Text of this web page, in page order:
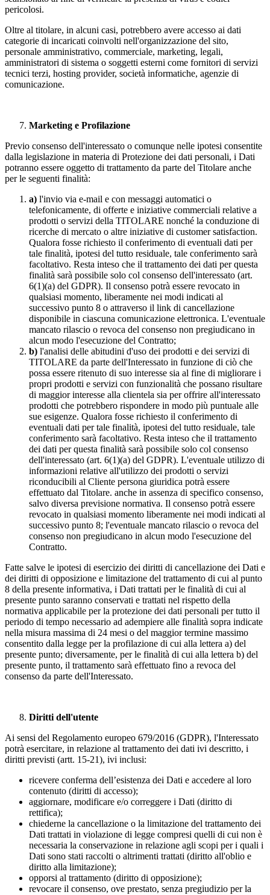
pericolosi.
Oltre al titolare, in alcuni casi, potrebbero avere accesso ai dati
categorie di incaricati coinvolti nell'organizzazione del sito,
personale amministrativo, commerciale, marketing, legali,
amministratori di sistema o soggetti esterni come fornitori di servizi
tecnici terzi, hosting provider, società informatiche, agenzie di
comunicazione.
Marketing e Profilazione
Previo consenso dell'interessato o comunque nelle ipotesi consentite
dalla legislazione in materia di Protezione dei dati personali, i Dati
potranno essere oggetto di trattamento da parte del Titolare anche
per le seguenti finalità:
a) l'invio via e-mail e con messaggi automatici o
telefonicamente, di offerte e iniziative commerciali relative a
prodotti o servizi della TITOLARE nonché la conduzione di
ricerche di mercato o altre iniziative di customer satisfaction.
Qualora fosse richiesto il conferimento di eventuali dati per
tale finalità, ipotesi del tutto residuale, tale conferimento sarà
facoltativo. Resta inteso che il trattamento dei dati per questa
finalità sarà possibile solo col consenso dell'interessato (art.
6(1)(a) del GDPR). Il consenso potrà essere revocato in
qualsiasi momento, liberamente nei modi indicati al
successivo punto 8 o attraverso il link di cancellazione
disponibile in ciascuna comunicazione elettronica. L'eventuale
mancato rilascio o revoca del consenso non pregiudicano in
alcun modo l'esecuzione del Contratto;
b) l'analisi delle abitudini d'uso dei prodotti e dei servizi di
TITOLARE da parte dell'Interessato in funzione di ciò che
possa essere ritenuto di suo interesse sia al fine di migliorare i
propri prodotti e servizi con funzionalità che possano risultare
di maggior interesse alla clientela sia per offrire all'interessato
prodotti che potrebbero rispondere in modo più puntuale alle
sue esigenze. Qualora fosse richiesto il conferimento di
eventuali dati per tale finalità, ipotesi del tutto residuale, tale
conferimento sarà facoltativo. Resta inteso che il trattamento
dei dati per questa finalità sarà possibile solo col consenso
dell'interessato (art. 6(1)(a) del GDPR). L'eventuale utilizzo di
informazioni relative all'utilizzo dei prodotti o servizi
riconducibili al Cliente persona giuridica potrà essere
effettuato dal Titolare. anche in assenza di specifico consenso,
salvo diversa previsione normativa. Il consenso potrà essere
revocato in qualsiasi momento liberamente nei modi indicati al
successivo punto 8; l'eventuale mancato rilascio o revoca del
consenso non pregiudicano in alcun modo l'esecuzione del
Contratto.
Fatte salve le ipotesi di esercizio dei diritti di cancellazione dei Dati e
dei diritti di opposizione e limitazione del trattamento di cui al punto
8 della presente informativa, i Dati trattati per le finalità di cui al
presente punto saranno conservati e trattati nel rispetto della
normativa applicabile per la protezione dei dati personali per tutto il
periodo di tempo necessario ad adempiere alle finalità sopra indicate
nella misura massima di 24 mesi o del maggior termine massimo
consentito dalla legge per la profilazione di cui alla lettera a) del
presente punto; diversamente, per le finalità di cui alla lettera b) del
presente punto, il trattamento sarà effettuato fino a revoca del
consenso da parte dell'Interessato.
Diritti dell'utente
Ai sensi del Regolamento europeo 679/2016 (GDPR), l'Interessato
potrà esercitare, in relazione al trattamento dei dati ivi descritto, i
diritti previsti (artt. 15-21), ivi inclusi:
ricevere conferma dell’esistenza dei Dati e accedere al loro
contenuto (diritti di accesso);
aggiornare, modificare e/o correggere i Dati (diritto di
rettifica);
chiederne la cancellazione o la limitazione del trattamento dei
Dati trattati in violazione di legge compresi quelli di cui non è
necessaria la conservazione in relazione agli scopi per i quali i
Dati sono stati raccolti o altrimenti trattati (diritto all'oblio e
diritto alla limitazione);
opporsi al trattamento (diritto di opposizione);
revocare il consenso, ove prestato, senza pregiudizio per la